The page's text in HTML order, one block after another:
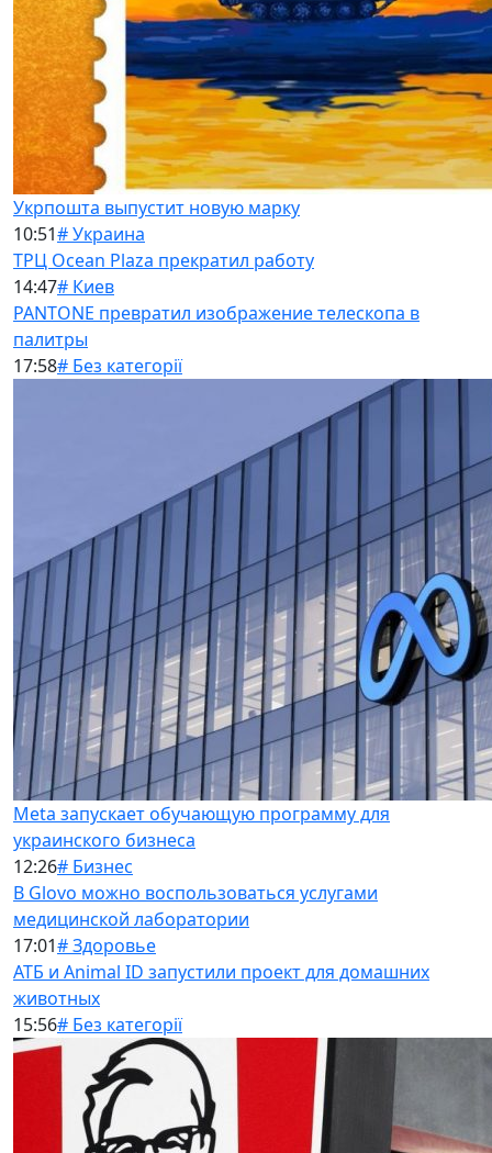
Укрпошта выпустит новую марку
10:51# Украина
ТРЦ Ocean Plaza прекратил работу
14:47# Киев
PANTONE превратил изображение телескопа в
палитры
17:58# Без категорії
Meta запускает обучающую программу для
украинского бизнеса
12:26# Бизнес
В Glovo можно воспользоваться услугами
медицинской лаборатории
17:01# Здоровье
АТБ и Animal ID запустили проект для домашних
животных
15:56# Без категорії